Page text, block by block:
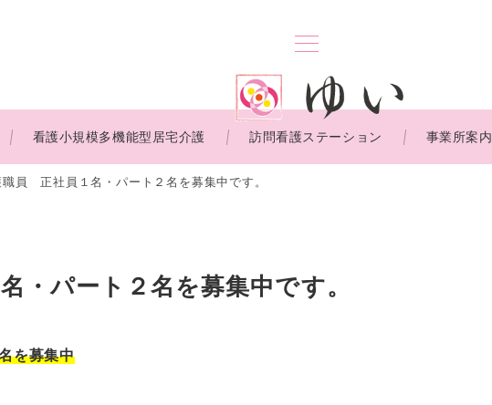
看護小規模多機能型居宅介護 訪問看護ステーション 事業所案内
職員 正社員１名・パート２名を募集中です。
・パート２名を募集中です。
を募集中